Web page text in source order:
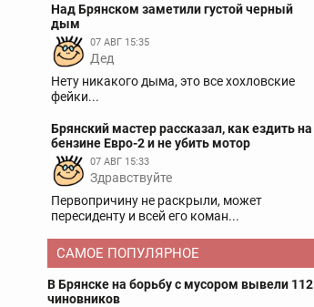
Над Брянском заметили густой черный
дым
07 АВГ 15:35
Дед
Нету никакого дыма, это все хохловские
фейки...
Брянский мастер рассказал, как ездить на
бензине Евро-2 и не убить мотор
07 АВГ 15:33
Здравствуйте
Первопричину не раскрыли, может
пересиденту и всей его коман...
САМОЕ ПОПУЛЯРНОЕ
В Брянске на борьбу с мусором вывели 112
чиновников